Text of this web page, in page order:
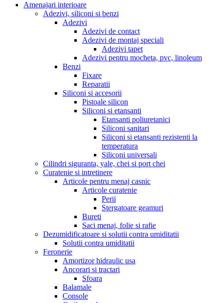
Amenajari interioare
Adezivi, siliconi si benzi
Adezivi
Adezivi de contact
Adezivi de montaj speciali
Adezivi tapet
Adezivi pentru mocheta, pvc, linoleum
Benzi
Fixare
Reparatii
Siliconi si accesorii
Pistoale silicon
Siliconi si etansanti
Etansanti poliuretanici
Siliconi sanitari
Siliconi si etansanti rezistenti la
temperatura
Siliconi universali
Cilindri siguranta, yale, chei si port chei
Curatenie si intretinere
Articole pentru menaj casnic
Articole curatenie
Perii
Stergatoare geamuri
Bureti
Saci menaj, folie si rafie
Dezumidificatoare si solutii contra umiditatii
Solutii contra umiditatii
Feronerie
Amortizor hidraulic usa
Ancorari si tractari
Sfoara
Balamale
Console